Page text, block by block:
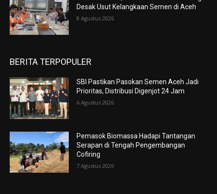
Desak Usut Kelangkaan Semen di Aceh
8 Agustus 2026
BERITA TERPOPULER
SBI Pastikan Pasokan Semen Aceh Jadi
Prioritas, Distribusi Digenjot 24 Jam
6 Agustus 2026
Pemasok Biomassa Hadapi Tantangan
Serapan di Tengah Pengembangan
Cofiring
7 Agustus 2026